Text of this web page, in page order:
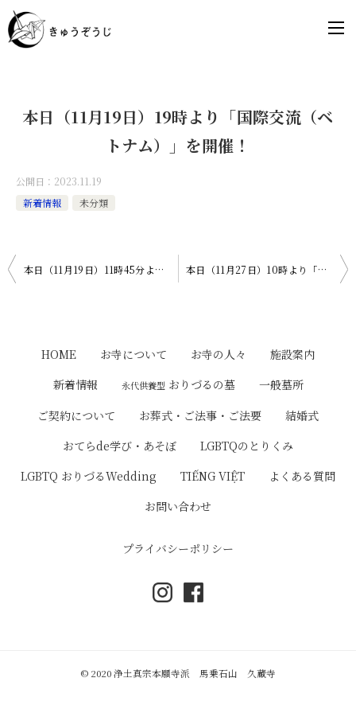
本日（11月19日）19時より「国際交流（ベ
トナム）」を開催！
公開日： 2023.11.19
新着情報
未分類
投
ョ
本日（11月19日）11時45分より「おりづるのおてらんち」開催！ 本日（11月27日）10時より「ゼロから学ぶ仏教と浄土真宗」開催！
HOME お寺について お寺の人々
施設案内
新着情報
永代供養型 おりづるの墓
一般墓所
ご契約について
お葬式・ご法事・ご法要
結婚式
おてらde学び・あそぼ
LGBTQのとりくみ
LGBTQ おりづるWedding
TIẾNG VIỆT
よくある質問
お問い合わせ
プライバシーポリシー
© 2020 浄土真宗本願寺派 馬乗石山 久蔵寺